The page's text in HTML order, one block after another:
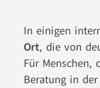
In einigen
Ort, die von
Für Menschen,
Beratung in